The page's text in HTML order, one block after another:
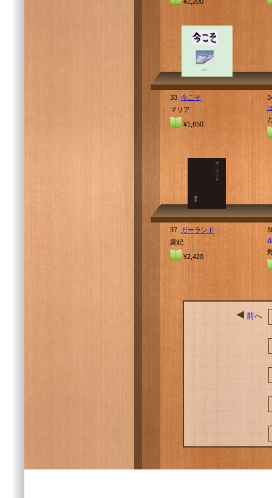
33. 今こそ
マリア
¥1,650
37. ガーランド
露妃
¥2,420
前へ